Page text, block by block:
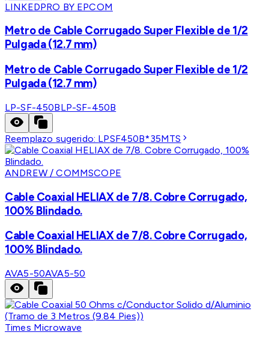
LINKEDPRO BY EPCOM
Metro de Cable Corrugado Super Flexible de 1/2
Pulgada (12.7 mm)
Metro de Cable Corrugado Super Flexible de 1/2
Pulgada (12.7 mm)
LP-SF-450BLP-SF-450B
Reemplazo sugerido: LPSF450B*35MTS
ANDREW / COMMSCOPE
Cable Coaxial HELIAX de 7/8. Cobre Corrugado,
100% Blindado.
Cable Coaxial HELIAX de 7/8. Cobre Corrugado,
100% Blindado.
AVA5-50AVA5-50
Times Microwave